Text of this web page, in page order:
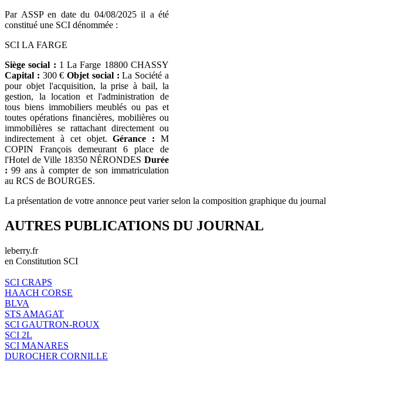
Par ASSP en date du 04/08/2025 il a été
constitué une SCI dénommée :
SCI LA FARGE
Siège social : 1 La Farge 18800 CHASSY
Capital : 300 €Objet social : La Société a
pour objet l'acquisition, la prise à bail, la
gestion, la location et l'administration de
tous biens immobiliers meublés ou pas et
toutes opérations financières, mobilières ou
immobilières se rattachant directement ou
indirectement à cet objet.Gérance : M
COPIN François demeurant 6 place de
l'Hotel de Ville 18350 NÉRONDES Durée
: 99 ans à compter de son immatriculation
au RCS de BOURGES.
La présentation de votre annonce peut varier selon la composition graphique du journal
AUTRES PUBLICATIONS DU JOURNAL
leberry.fr
en Constitution SCI
SCI CRAPS
HAACH CORSE
BLVA
STS AMAGAT
SCI GAUTRON-ROUX
SCI 2L
SCI MANARES
DUROCHER CORNILLE